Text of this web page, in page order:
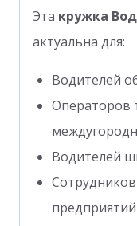
Эта кружка
актуальна для:
Водителей
Операторов
Водителей
предприятий